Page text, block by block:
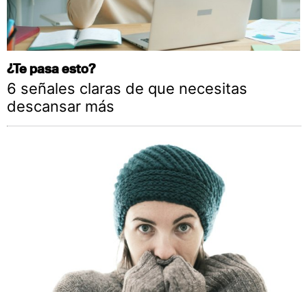
¿Te pasa esto?
6 señales claras de que necesitas
descansar más